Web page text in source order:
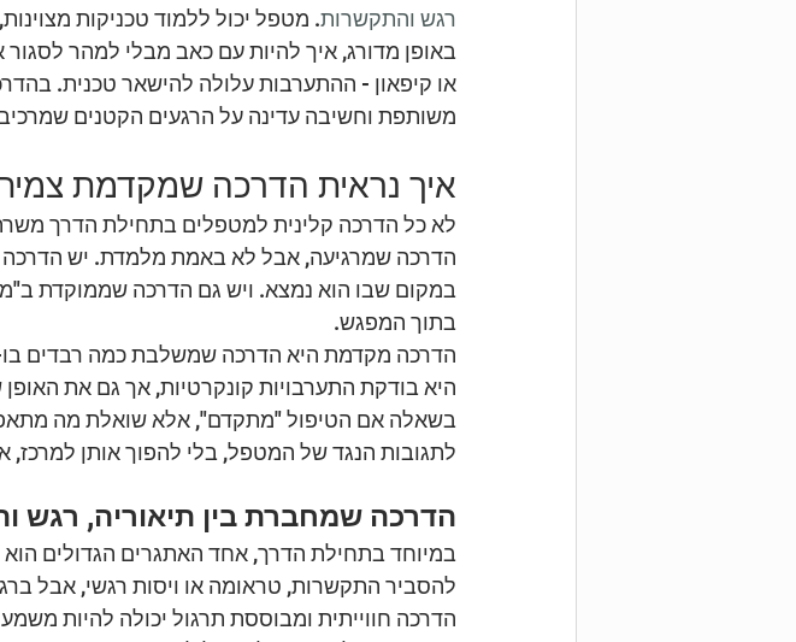
רגש והתקשרות. מטפל יכול ללמוד טכניקות
באופן מדורג, איך להיות עם כאב מבלי למהר
או קיפאון - ההתערבות עלולה להישאר טכנית.
משותפת וחשיבה עדינה על הרגעים הקטנים
איך נראית הדרכה שמקדמת
לא כל הדרכה קלינית למטפלים בתחילת הדרך
הדרכה שמרגיעה, אבל לא באמת מלמדת. יש
במקום שבו הוא נמצא. ויש גם הדרכה שממוקדת
בתוך המפגש.
הדרכה מקדמת היא הדרכה שמשלבת כמה רבדים
היא בודקת התערבויות קונקרטיות, אך גם את
בשאלה אם הטיפול "מתקדם", אלא שואלת מה
לתגובות הנגד של המטפל, בלי להפוך אותן
הדרכה שמחברת בין תיאוריה, רגש
במיוחד בתחילת הדרך, אחד האתגרים הגדולים
להסביר התקשרות, טראומה או ויסות רגשי, אבל
הדרכה חווייתית ומבוססת תרגול יכולה להיות